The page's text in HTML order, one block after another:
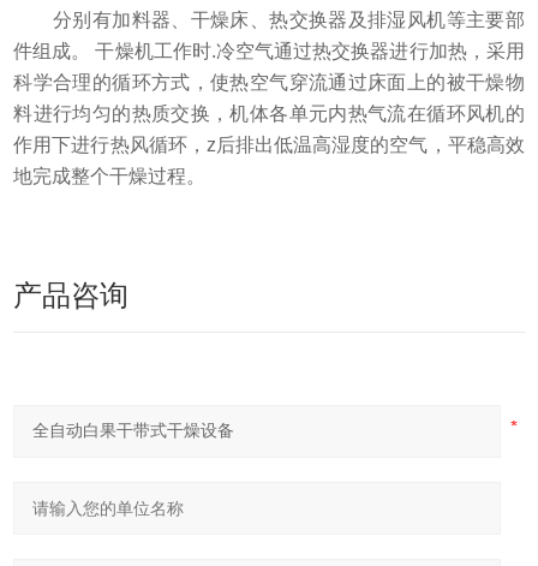
分别有加料器、干燥床、热交换器及排湿风机等主要部
件组成。 干燥机工作时.冷空气通过热交换器进行加热，采用
科学合理的循环方式，使热空气穿流通过床面上的被干燥物
料进行均匀的热质交换，机体各单元内热气流在循环风机的
作用下进行热风循环，z后排出低温高湿度的空气，平稳高效
地完成整个干燥过程。
产品咨询